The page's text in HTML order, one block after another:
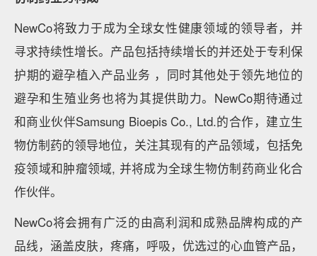
NewCo将致力于成为全球女性健康领域的领导者，并
寻求持续性增长。产品包括持续增长的并还处于专利保
护期的避孕植入产品业务 ，同时其他处于领先地位的
避孕和生殖业务也将为其提供助力。NewCo期待通过
和商业伙伴Samsung Bioepis Co., Ltd.的合作，建立生
物仿制药的领导地位，关注其现有的产品领域，包括免
疫领域和肿瘤领域, 并将成为全球生物仿制药商业化合
作伙伴。
NewCo将会拥有广泛的由高利润和成熟品牌构成的产
品线，涵盖皮肤，疼痛，呼吸，优选过的心血管产品，